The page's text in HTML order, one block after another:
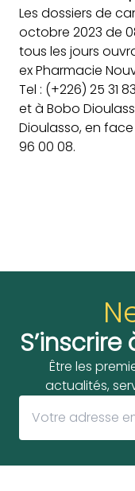
Les dossiers de
octobre 2023 de
tous les jours
ex Pharmacie
Tel : (+226) 25 31
et à Bobo
Dioulasso, en face
96 00 08.
Être les
actualités,